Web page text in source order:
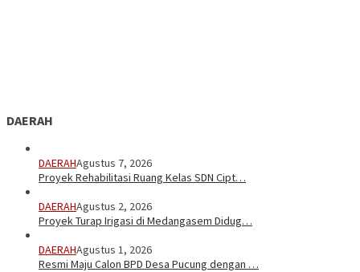
DAERAH
DAERAHAgustus 7, 2026
Proyek Rehabilitasi Ruang Kelas SDN Cipt…
DAERAHAgustus 2, 2026
Proyek Turap Irigasi di Medangasem Didug…
DAERAHAgustus 1, 2026
Resmi Maju Calon BPD Desa Pucung dengan …